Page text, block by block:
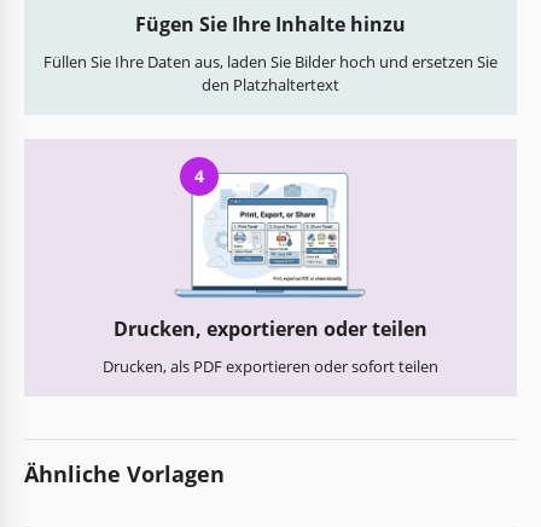
Fügen Sie Ihre Inhalte hinzu
Füllen Sie Ihre Daten aus, laden Sie Bilder hoch und ersetzen Sie
den Platzhaltertext
4
Drucken, exportieren oder teilen
Drucken, als PDF exportieren oder sofort teilen
Ähnliche Vorlagen